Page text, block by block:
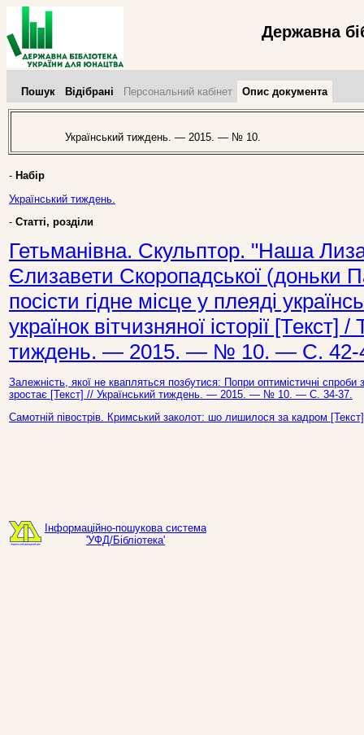
Державна
Пошук Відібрані Персональний кабінет Опис документа
Український тиждень. — 2015. — № 10.
- Набір
Український тиждень.
- Статті, розділи
Гетьманівна. Скульптор. "Наша
Єлизавети Скоропадської (доньки
посісти гідне місце у плеяді
українок вітчизняної історії
тиждень. — 2015. — № 10. — С. 42-
Залежність, якої не квапляться позбутися: Попри оптимістичні спроби
зростає [Текст] // Український тиждень. — 2015. — № 10. — С. 34-37.
Самотній півострів. Кримський заколот: шо лишилося за кадром
Інформаційно-пошукова система
'УФД/Бібліотека'